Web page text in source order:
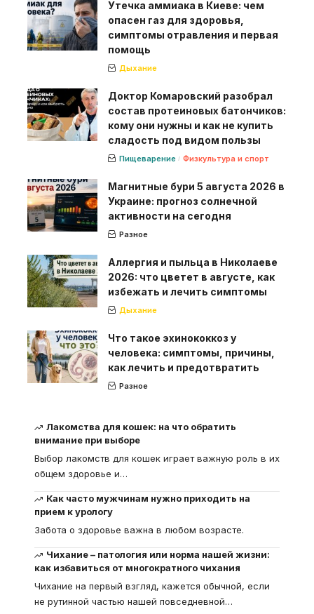
Утечка аммиака в Киеве: чем
опасен газ для здоровья,
симптомы отравления и первая
помощь
Дыхание
Доктор Комаровский разобрал
состав протеиновых батончиков:
кому они нужны и как не купить
сладость под видом пользы
Пищеварение Физкультура и спорт
Магнитные бури 5 августа 2026 в
Украине: прогноз солнечной
активности на сегодня
Разное
Аллергия и пыльца в Николаеве
2026: что цветет в августе, как
избежать и лечить симптомы
Дыхание
Что такое эхинококкоз у
человека: симптомы, причины,
как лечить и предотвратить
Разное
Лакомства для кошек: на что обратить
внимание при выборе
Выбор лакомств для кошек играет важную роль в их
общем здоровье и…
Как часто мужчинам нужно приходить на
прием к урологу
Забота о здоровье важна в любом возрасте.
Чихание – патология или норма нашей жизни:
как избавиться от многократного чихания
Чихание на первый взгляд, кажется обычной, если
не рутинной частью нашей повседневной…